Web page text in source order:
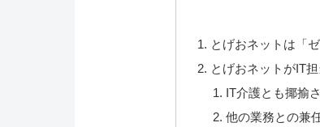
とげおネットは「
とげおネットがIT
IT介護とも揶揄
他の業務との兼